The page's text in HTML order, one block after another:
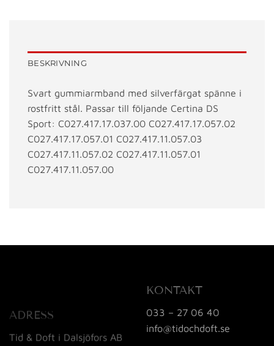
BESKRIVNING
Svart gummiarmband med silverfärgat spänne i
rostfritt stål. Passar till följande Certina DS
Sport: C027.417.17.037.00 C027.417.17.057.02
C027.417.17.057.01 C027.417.11.057.03
C027.417.11.057.02 C027.417.11.057.01
C027.417.11.057.00
ADRESS
Tid & Doft i Dalsjöfors AB
KONTAKT
033 – 27 06 40
info@tidochdoft.se